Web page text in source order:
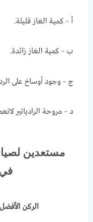
أ – كمية الغاز قليلة.
ب – كمية الغاز زائدة.
ج – وجود أوساخ على
د – مروحة الرادياتير
مستعدين
الركن